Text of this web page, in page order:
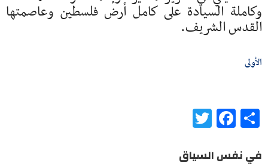
وكاملة السيادة على كامل أرض فلسطين وعاصمتها
القدس الشريف.
الأولى
Share
Facebook
في نفس السياق